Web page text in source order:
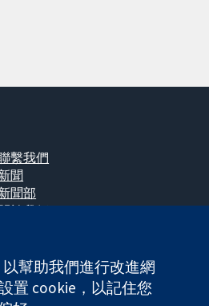
繫我們
聞
聞部
於我們
幫助我們進行改進網
置 cookie，以記住您